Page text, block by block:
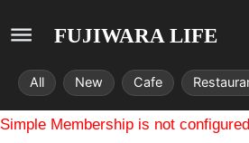
FUJIWARA LIFE
All New Cafe
Simple Membership is not